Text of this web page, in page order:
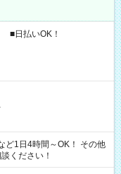
■日払いOK！
4時間～OK！ その他
ください！